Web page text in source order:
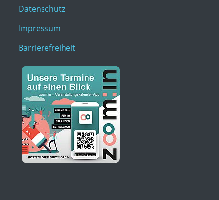
Datenschutz
Impressum
Barrierefreiheit